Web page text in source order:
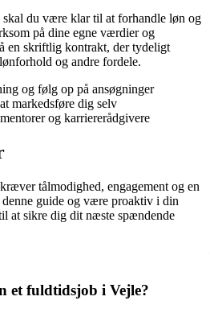
du være klar til at forhandle løn og
på dine egne værdier og
en skriftlig kontrakt, der tydeligt
og andre fordele.
og følg op på ansøgninger
markedsføre dig selv
og karriererådgivere
tålmodighed, engagement og en
denne guide og være proaktiv i din
at sikre dig dit næste spændende
et fuldtidsjob i Vejle?